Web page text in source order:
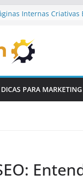
Internas Criativas
Interativos Em
Sites
Dinâmico Em
Integrar Redes
Customizados
DICAS PARA